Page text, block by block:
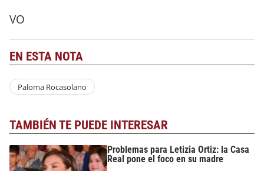
VO
EN ESTA NOTA
Paloma Rocasolano
TAMBIÉN TE PUEDE INTERESAR
Problemas para Letizia Ortiz: la Casa
Real pone el foco en su madre